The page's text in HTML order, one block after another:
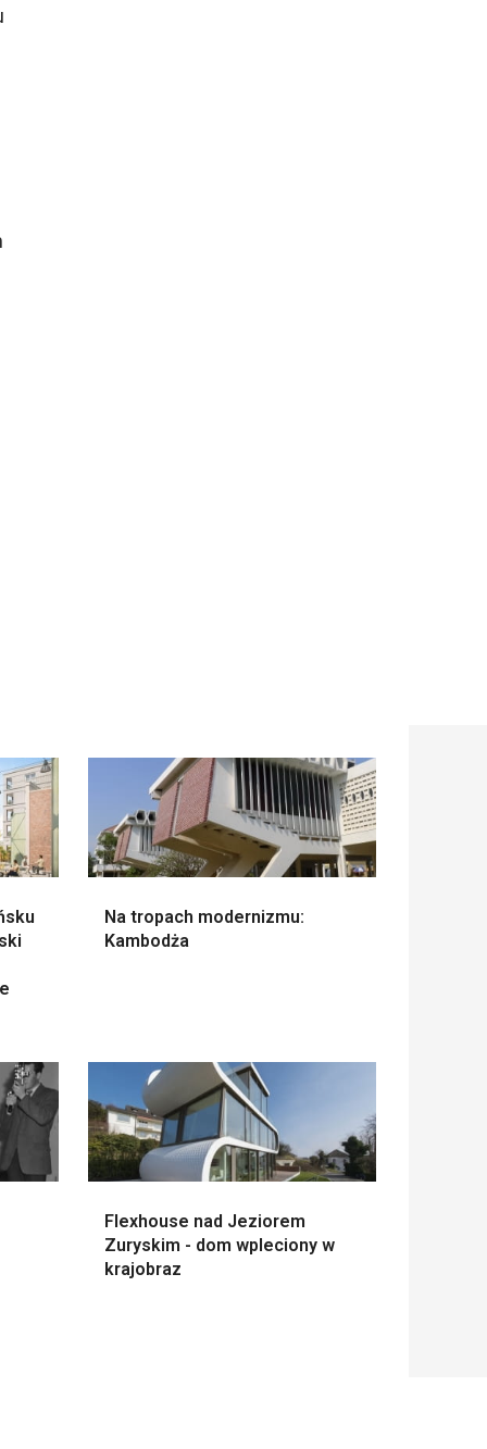
Na tropach modernizmu:
Kambodża
Flexhouse nad Jeziorem
Zuryskim - dom wpleciony w
krajobraz